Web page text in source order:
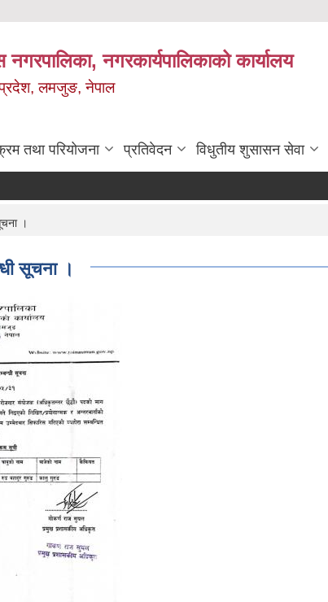
नगरपालिका, नगरकार्यपालिकाको कार्यालय
लमजुङ, नेपाल
तथा परियोजना प्रतिवेदन विधुतीय शुसासन सेवा
।
सूचना ।